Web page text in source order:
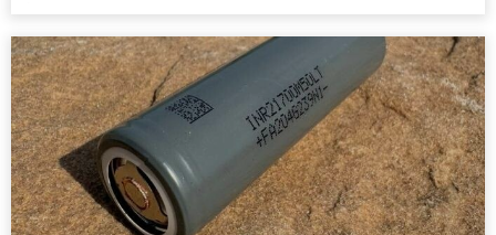
Од...